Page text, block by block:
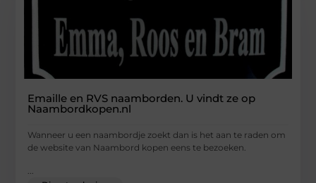
Emaille en RVS naamborden. U vindt ze op
Naambordkopen.nl
Wanneer u een naambordje zoekt dan is het aan te raden om
de website van Naambord kopen eens te bezoeken.